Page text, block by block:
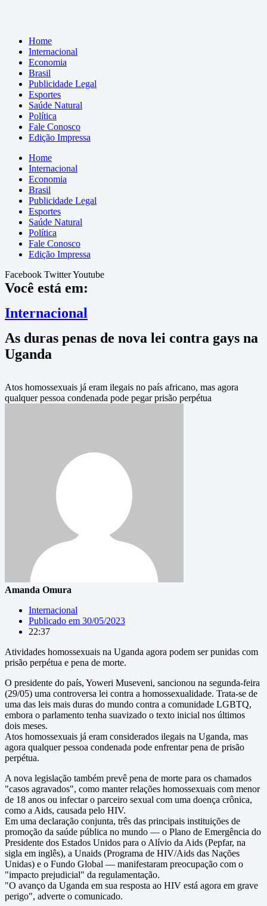
Home
Internacional
Economia
Brasil
Publicidade Legal
Esportes
Saúde Natural
Política
Fale Conosco
Edição Impressa
Home
Internacional
Economia
Brasil
Publicidade Legal
Esportes
Saúde Natural
Política
Fale Conosco
Edição Impressa
Facebook TwitterYoutube
Você está em:
Internacional
As duras penas de nova lei contra gays na
Uganda
Atos homossexuais já eram ilegais no país africano, mas agora
qualquer pessoa condenada pode pegar prisão perpétua
Amanda Omura
Internacional
Publicado em 30/05/2023
22:37
Atividades homossexuais na Uganda agora podem ser punidas com
prisão perpétua e pena de morte.
O presidente do país, Yoweri Museveni, sancionou na segunda-feira
(29/05) uma controversa lei contra a homossexualidade. Trata-se de
uma das leis mais duras do mundo contra a comunidade LGBTQ,
embora o parlamento tenha suavizado o texto inicial nos últimos
dois meses.
Atos homossexuais já eram considerados ilegais na Uganda, mas
agora qualquer pessoa condenada pode enfrentar pena de prisão
perpétua.
A nova legislação também prevê pena de morte para os chamados
"casos agravados", como manter relações homossexuais com menor
de 18 anos ou infectar o parceiro sexual com uma doença crônica,
como a Aids, causada pelo HIV.
Em uma declaração conjunta, três das principais instituições de
promoção da saúde pública no mundo — o Plano de Emergência do
Presidente dos Estados Unidos para o Alívio da Aids (Pepfar, na
sigla em inglês), a Unaids (Programa de HIV/Aids das Nações
Unidas) e o Fundo Global — manifestaram preocupação com o
"impacto prejudicial" da regulamentação.
"O avanço da Uganda em sua resposta ao HIV está agora em grave
perigo", adverte o comunicado.